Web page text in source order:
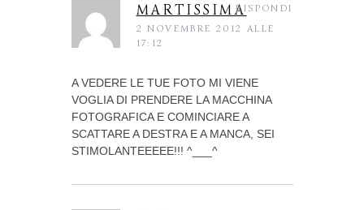
MARTISSIMA
2 NOVEMBRE 2012 ALLE
17:12
A VEDERE LE TUE FOTO MI VIENE
VOGLIA DI PRENDERE LA MACCHINA
FOTOGRAFICA E COMINCIARE A
SCATTARE A DESTRA E A MANCA, SEI
STIMOLANTEEEEE!!! ^___^
RISPONDI